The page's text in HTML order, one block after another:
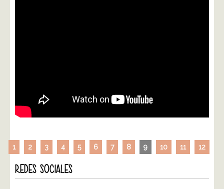
1 2 3 4 5 6 7 8 9 10 11 12
REDES SOCIALES